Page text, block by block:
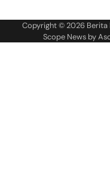
Copyright © 2026 Berita
Scope News by